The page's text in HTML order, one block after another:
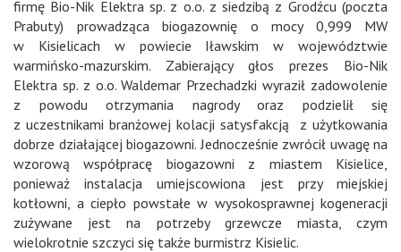
firmę Bio-Nik Elektra sp. z o.o. z siedzibą z Grodźcu (poczta
Prabuty) prowadząca biogazownię o mocy 0,999 MW
w Kisielicach w powiecie Iławskim w województwie
warmińsko-mazurskim. Zabierający głos prezes Bio-Nik
Elektra sp. z o.o. Waldemar Przechadzki wyraził zadowolenie
z powodu otrzymania nagrody oraz podzielił się
z uczestnikami branżowej kolacji satysfakcją z użytkowania
dobrze działającej biogazowni. Jednocześnie zwrócił uwagę na
wzorową współpracę biogazowni z miastem Kisielice,
ponieważ instalacja umiejscowiona jest przy miejskiej
kotłowni, a ciepło powstałe w wysokosprawnej kogeneracji
zużywane jest na potrzeby grzewcze miasta, czym
wielokrotnie szczyci się także burmistrz Kisielic.